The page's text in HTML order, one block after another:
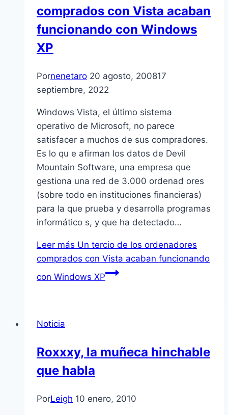
comprados con Vista acaban
funcionando con Windows
XP
Pornenetaro 20 agosto, 200817
septiembre, 2022
Windows Vista, el último sistema
operativo de Microsoft, no parece
satisfacer a muchos de sus compradores.
Es lo qu e afirman los datos de Devil
Mountain Software, una empresa que
gestiona una red de 3.000 ordenad ores
(sobre todo en instituciones financieras)
para la que prueba y desarrolla programas
informático s, y que ha detectado…
Leer más Un tercio de los ordenadores
comprados con Vista acaban funcionando
con Windows XP
Noticia
Roxxxy, la muñeca hinchable
que habla
PorLeigh 10 enero, 2010